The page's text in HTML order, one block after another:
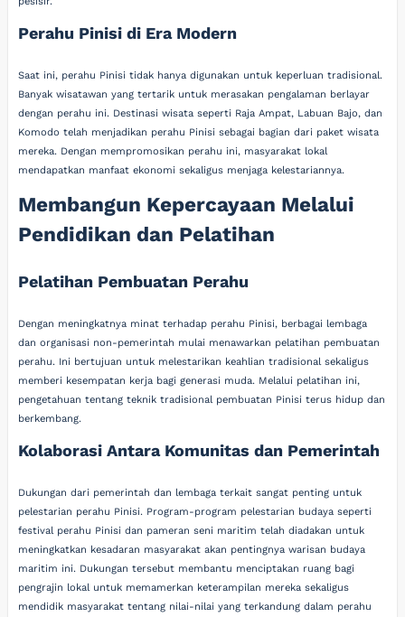
Perahu Pinisi di Era Modern
Saat ini, perahu Pinisi tidak hanya digunakan untuk keperluan tradisional.
Banyak wisatawan yang tertarik untuk merasakan pengalaman berlayar
dengan perahu ini. Destinasi wisata seperti Raja Ampat, Labuan Bajo, dan
Komodo telah menjadikan perahu Pinisi sebagai bagian dari paket wisata
mereka. Dengan mempromosikan perahu ini, masyarakat lokal
mendapatkan manfaat ekonomi sekaligus menjaga kelestariannya.
Membangun Kepercayaan Melalui
Pendidikan dan Pelatihan
Pelatihan Pembuatan Perahu
Dengan meningkatnya minat terhadap perahu Pinisi, berbagai lembaga
dan organisasi non-pemerintah mulai menawarkan pelatihan pembuatan
perahu. Ini bertujuan untuk melestarikan keahlian tradisional sekaligus
memberi kesempatan kerja bagi generasi muda. Melalui pelatihan ini,
pengetahuan tentang teknik tradisional pembuatan Pinisi terus hidup dan
berkembang.
Kolaborasi Antara Komunitas dan Pemerintah
Dukungan dari pemerintah dan lembaga terkait sangat penting untuk
pelestarian perahu Pinisi. Program-program pelestarian budaya seperti
festival perahu Pinisi dan pameran seni maritim telah diadakan untuk
meningkatkan kesadaran masyarakat akan pentingnya warisan budaya
maritim ini. Dukungan tersebut membantu menciptakan ruang bagi
pengrajin lokal untuk memamerkan keterampilan mereka sekaligus
mendidik masyarakat tentang nilai-nilai yang terkandung dalam perahu